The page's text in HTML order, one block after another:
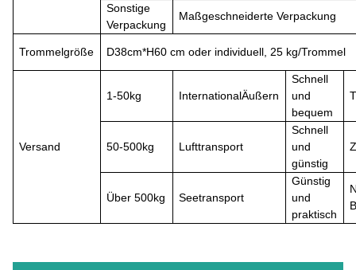
Sonstige
Verpackung
Maßgeschneiderte Verpackung
Trommelgröße D38cm*H60 cm oder individuell, 25 kg/Trommel
Versand
1-50kg InternationalÄußern
Schnell
und
bequem
50-500kg Lufttransport
Schnell
und
günstig
Über 500kg Seetransport
Günstig
und
praktisch